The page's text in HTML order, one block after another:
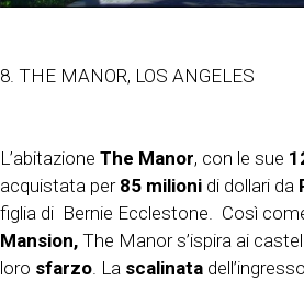
8. THE MANOR, LOS ANGELES
L’abitazione The Manor, con le sue
acquistata per85 milioni di dollari da
figlia di Bernie Ecclestone. Così
Mansion, The Manor s’ispira ai
loro sfarzo. La scalinata